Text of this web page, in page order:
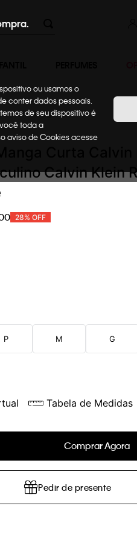
ou usamos o
conter dados pessoais.
de seu dispositivo é
toda a
aviso de Cookies acesse
+ Regatas
Calvin Klein
28% OFF
P M G
Tabela de Medidas
Comprar Agora
Pedir de presente